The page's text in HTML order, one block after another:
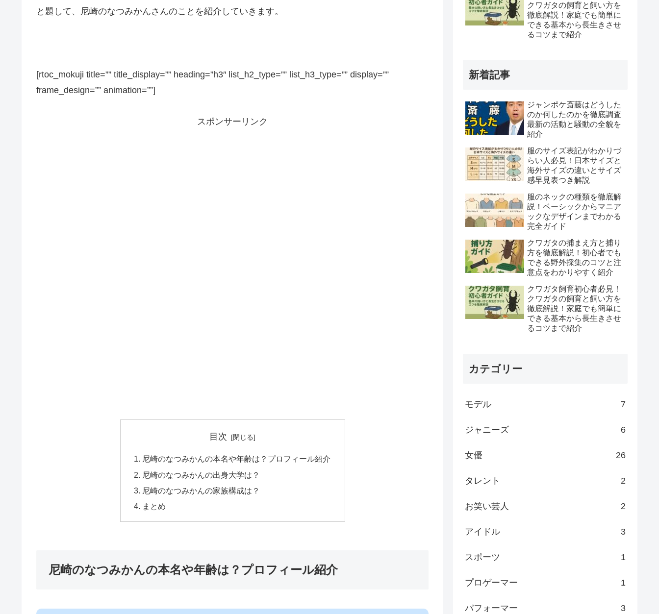
と題して、尼崎のなつみかんさんのことを紹介していきます。
[rtoc_mokuji title=”” title_display=”” heading=”h3″ list_h2_type=”” list_h3_type=”” display=””
frame_design=”” animation=””]
スポンサーリンク
目次
尼崎のなつみかんの本名や年齢は？プロフィール紹介
尼崎のなつみかんの出身大学は？
尼崎のなつみかんの家族構成は？
まとめ
尼崎のなつみかんの本名や年齢は？プロフィール紹介
クワガタの飼育と飼い方を
徹底解説！家庭でも簡単に
できる基本から長生きさせ
るコツまで紹介
新着記事
ジャンポケ斎藤はどうした
のか何したのかを徹底調査
最新の活動と騒動の全貌を
紹介
服のサイズ表記がわかりづ
らい人必見！日本サイズと
海外サイズの違いとサイズ
感早見表つき解説
服のネックの種類を徹底解
説！ベーシックからマニア
ックなデザインまでわかる
完全ガイド
クワガタの捕まえ方と捕り
方を徹底解説！初心者でも
できる野外採集のコツと注
意点をわかりやすく紹介
クワガタ飼育初心者必見！
クワガタの飼育と飼い方を
徹底解説！家庭でも簡単に
できる基本から長生きさせ
るコツまで紹介
カテゴリー
モデル 7
ジャニーズ 6
女優 26
タレント 2
お笑い芸人 2
アイドル 3
スポーツ 1
プロゲーマー 1
パフォーマー 3